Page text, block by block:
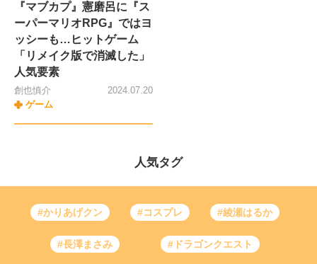
『マブカプ』憲磨呂に『ス
ーパーマリオRPG』ではヨ
ッシーも…ヒットゲーム
「リメイク版で消滅した」
人気要素
創也慎介
ゲーム
2024.07.20
人気タグ
#かりあげクン #コスプレ #綾瀬はるか
#長澤まさみ #ドラゴンクエスト